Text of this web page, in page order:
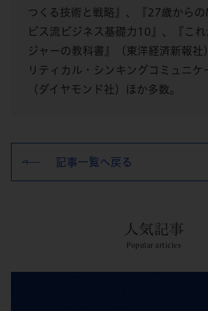
つくる技術と戦略』、『27歳から
ビス流ビジネス基礎力10』、『こ
ジャーの教科書』（東洋経済新報社
リティカル・シンキングコミュニケ
（ダイヤモンド社）ほか多数。
記事一覧へ戻る
人気記事
Popular articles